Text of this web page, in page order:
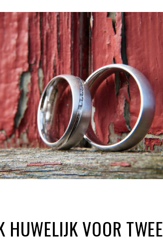
HUWELIJK VOOR TWEE